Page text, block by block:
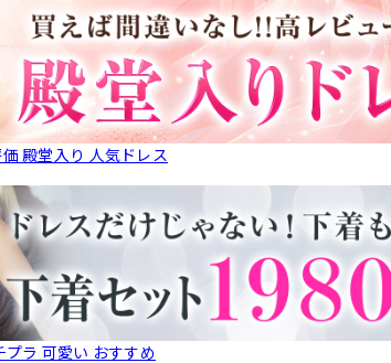
殿堂入り 人気ドレス
ラ 可愛い おすすめ